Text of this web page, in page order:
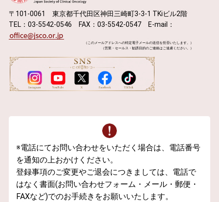
〒101-0061 東京都千代田区神田三崎町3-3-1 TKiビル2階
TEL：03-5542-0546 FAX：03-5542-0547 E-mail：
（このメールアドレスへの特定電子メールの送信を拒否いたします。）
（営業・セールス・勧誘目的のご連絡はご遠慮ください。）
※電話にてお問い合わせをいただく場合は、電話番号
を通知の上おかけください。
登録事項のご変更やご退会につきましては、電話で
はなく書面(お問い合わせフォーム・メール・郵便・
FAXなど)でのお手続きをお願いいたします。